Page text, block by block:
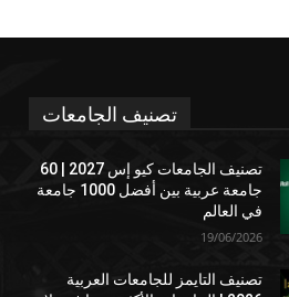
تصنيف الجامعات
تصنيف الجامعات كيو إس 2027 | 60
جامعة عربية بين أفضل 1000 جامعة
في العالم
19/06/2026
تصنيف التايمز للجامعات العربية